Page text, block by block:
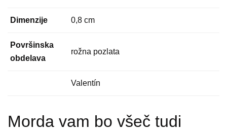
Dimenzije 0,8 cm
Površinska
obdelava
rožna pozlata
Valentín
Morda vam bo všeč tudi